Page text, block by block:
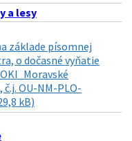
a lesy
základe písomnej
o dočasné vyňatie
č.j. OU-NM-PLO-
kB)